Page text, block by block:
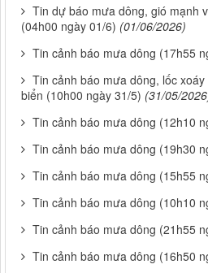
Tin dự báo mưa dông, gió mạnh
(04h00 ngày 01/6) (01/06/2026)
Tin cảnh báo mưa dông (17h55
Tin cảnh báo mưa dông, lốc
biển (10h00 ngày 31/5) (31/05/
Tin cảnh báo mưa dông (12h10
Tin cảnh báo mưa dông (19h30
Tin cảnh báo mưa dông (15h55
Tin cảnh báo mưa dông (10h10
Tin cảnh báo mưa dông (21h55
Tin cảnh báo mưa dông (16h50